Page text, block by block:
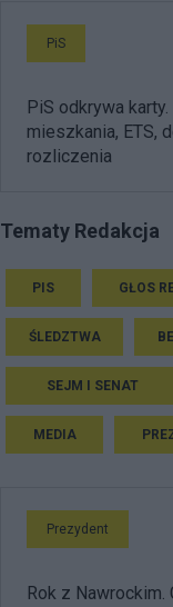
PiS
PiS odkrywa
mieszkania, ETS,
rozliczenia
Tematy Redakcja
PIS GŁOS
ŚLEDZTWA
SEJM I SENAT
MEDIA
Prezydent
Rok z Nawrockim.